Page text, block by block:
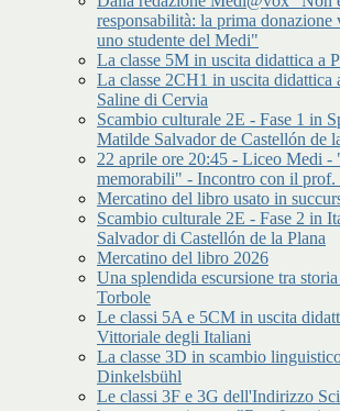
responsabilità: la prima
uno studente del Medi"
La classe 5M in uscita didattica a
La classe 2CH1 in uscita didattica
Saline di Cervia
Scambio culturale 2E - Fase 1 in
Matilde Salvador de Castellón de
22 aprile ore 20:45 - Liceo Medi -
memorabili" - Incontro con il prof.
Mercatino del libro usato in
Scambio culturale 2E - Fase 2 in
Salvador di Castellón de la Plana
Mercatino del libro 2026
Una splendida escursione tra
Torbole
Le classi 5A e 5CM in uscita
Vittoriale degli Italiani
La classe 3D in scambio
Dinkelsbühl
Le classi 3F e 3G dell'Indirizzo